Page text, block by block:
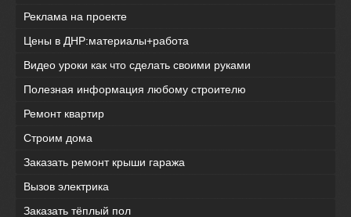
Реклама на проекте
Цены в ДНР:материалы+работа
Видео уроки как что сделать своими руками
Полезная информация любому строителю
Ремонт квартир
Строим дома
Заказать ремонт крыши гаража
Вызов электрика
Заказать тёплый пол